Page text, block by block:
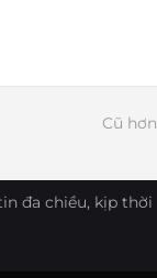
Cũ hơn
đa chiều, kịp thời